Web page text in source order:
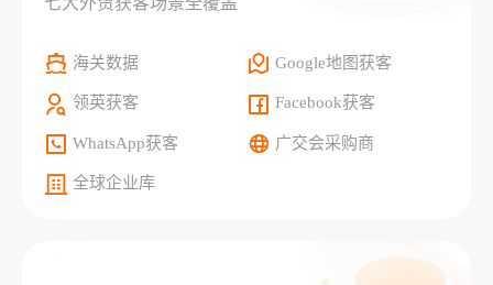
海关数据 Google地图获客
领英获客 Facebook获客
WhatsApp获客 广交会采购商
全球企业库